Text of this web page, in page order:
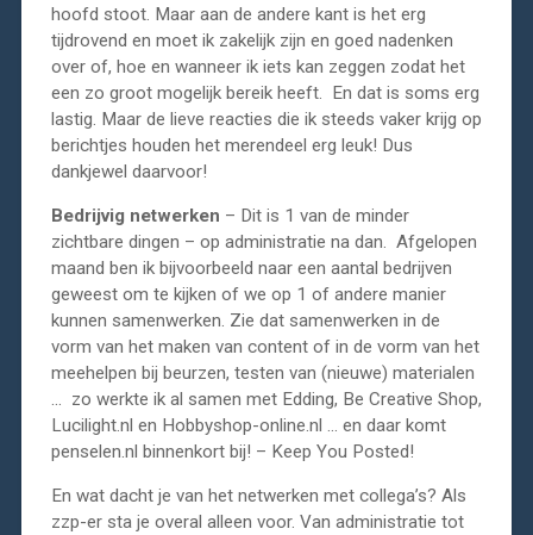
hoofd stoot. Maar aan de andere kant is het erg
tijdrovend en moet ik zakelijk zijn en goed nadenken
over of, hoe en wanneer ik iets kan zeggen zodat het
een zo groot mogelijk bereik heeft. En dat is soms erg
lastig. Maar de lieve reacties die ik steeds vaker krijg op
berichtjes houden het merendeel erg leuk! Dus
dankjewel daarvoor!
Bedrijvig netwerken – Dit is 1 van de minder
zichtbare dingen – op administratie na dan. Afgelopen
maand ben ik bijvoorbeeld naar een aantal bedrijven
geweest om te kijken of we op 1 of andere manier
kunnen samenwerken. Zie dat samenwerken in de
vorm van het maken van content of in de vorm van het
meehelpen bij beurzen, testen van (nieuwe) materialen
… zo werkte ik al samen met Edding, Be Creative Shop,
Lucilight.nl en Hobbyshop-online.nl … en daar komt
penselen.nl binnenkort bij! – Keep You Posted!
En wat dacht je van het netwerken met collega’s? Als
zzp-er sta je overal alleen voor. Van administratie tot